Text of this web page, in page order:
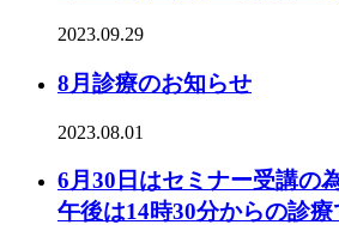
2023.09.29
8月診療のお知らせ
2023.08.01
6月30日はセミナー受講の
午後は14時30分からの診療